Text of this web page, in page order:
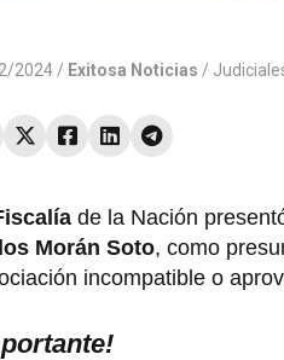
2024 / Exitosa Noticias /
de la Nación
Morán Soto, como
incompatible o